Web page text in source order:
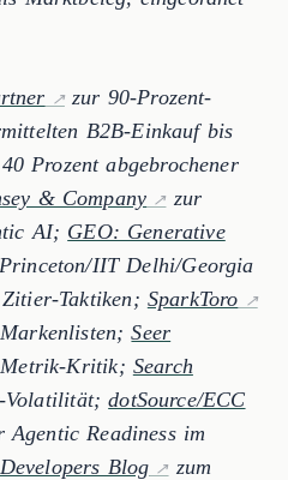
zur 90-Prozent-
B2B-Einkauf bis
Prozent abgebrochener
& Company
zur
AI; GEO: Generative
IIT Delhi/Georgia
Taktiken; SparkToro
Seer
Kritik; Search
Volatilität;dotSource/ECC
Agentic Readiness im
Blog
zum